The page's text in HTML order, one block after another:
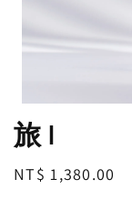
旅 I
Regular
NT$ 1,380.00